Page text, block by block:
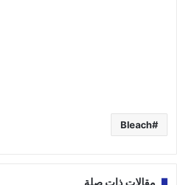
Bleach
مقالات ذات صلة